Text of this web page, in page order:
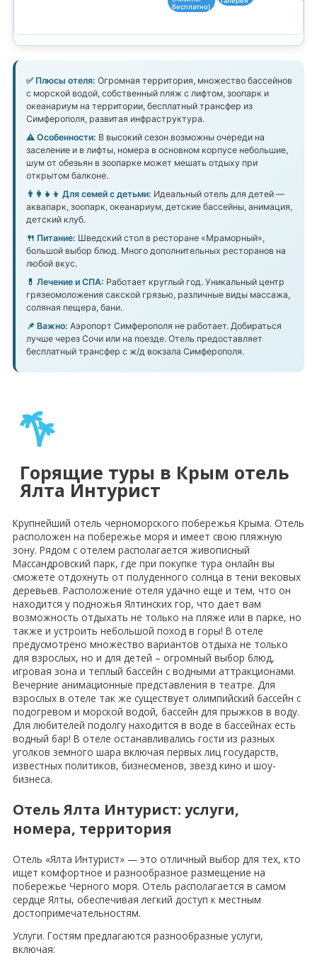
бесплатно)
✅ Плюсы отеля: Огромная территория, множество бассейнов
с морской водой, собственный пляж с лифтом, зоопарк и
океанариум на территории, бесплатный трансфер из
Симферополя, развитая инфраструктура.
⚠️ Особенности: В высокий сезон возможны очереди на
заселение и в лифты, номера в основном корпусе небольшие,
шум от обезьян в зоопарке может мешать отдыху при
открытом балконе.
👨‍👩‍👧‍👦 Для семей с детьми: Идеальный отель для детей —
аквапарк, зоопарк, океанариум, детские бассейны, анимация,
детский клуб.
🍴 Питание: Шведский стол в ресторане «Мраморный»,
большой выбор блюд. Много дополнительных ресторанов на
любой вкус.
💊 Лечение и СПА: Работает круглый год. Уникальный центр
грязеомоложения сакской грязью, различные виды массажа,
соляная пещера, бани.
📌 Важно: Аэропорт Симферополя не работает. Добираться
лучше через Сочи или на поезде. Отель предоставляет
бесплатный трансфер с ж/д вокзала Симферополя.
Горящие туры в Крым отель
Ялта Интурист
Крупнейший отель черноморского побережья Крыма. Отель
расположен на побережье моря и имеет свою пляжную
зону. Рядом с отелем располагается живописный
Массандровский парк, где при покупке тура онлайн вы
сможете отдохнуть от полуденного солнца в тени вековых
деревьев. Расположение отеля удачно еще и тем, что он
находится у подножья Ялтинских гор, что дает вам
возможность отдыхать не только на пляже или в парке, но
также и устроить небольшой поход в горы! В отеле
предусмотрено множество вариантов отдыха не только
для взрослых, но и для детей – огромный выбор блюд,
игровая зона и теплый бассейн с водными аттракционами.
Вечерние анимационные представления в театре. Для
взрослых в отеле так же существует олимпийский бассейн с
подогревом и морской водой, бассейн для прыжков в воду.
Для любителей подолгу находится в воде в бассейнах есть
водный бар! В отеле останавливались гости из разных
уголков земного шара включая первых лиц государств,
известных политиков, бизнесменов, звезд кино и шоу-
бизнеса.
Отель Ялта Интурист: услуги,
номера, территория
Отель «Ялта Интурист» — это отличный выбор для тех, кто
ищет комфортное и разнообразное размещение на
побережье Черного моря. Отель располагается в самом
сердце Ялты, обеспечивая легкий доступ к местным
достопримечательностям.
Услуги. Гостям предлагаются разнообразные услуги,
включая: